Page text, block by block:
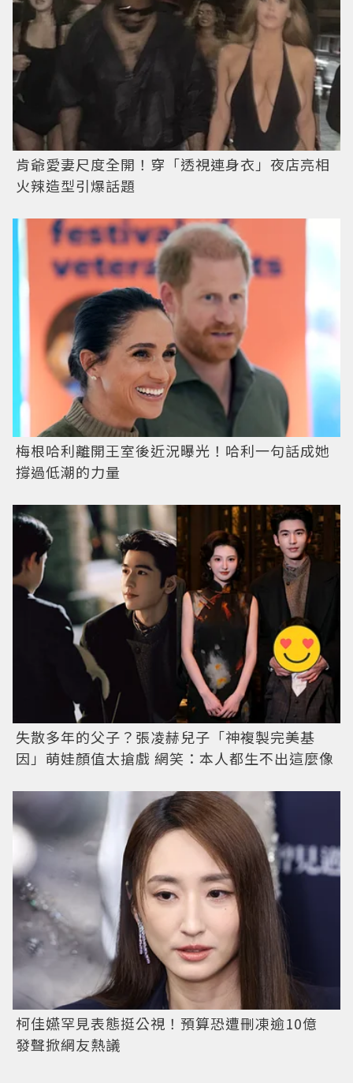
肯爺愛妻尺度全開！穿「透視連身衣」夜店亮相
火辣造型引爆話題
梅根哈利離開王室後近況曝光！哈利一句話成她
撐過低潮的力量
失散多年的父子？張凌赫兒子「神複製完美基
因」萌娃顏值太搶戲 網笑：本人都生不出這麼像
柯佳嬿罕見表態挺公視！預算恐遭刪凍逾10億
發聲掀網友熱議